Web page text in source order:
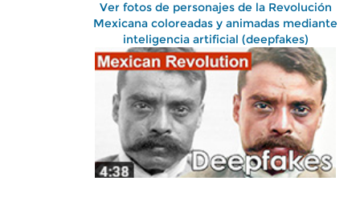
Ver fotos de personajes de la Revolución
Mexicana coloreadas y animadas mediante
inteligencia artificial (deepfakes)